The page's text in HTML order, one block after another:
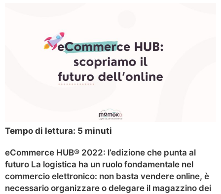
Tempo di lettura: 5 minuti
eCommerce HUB® 2022: l’edizione che punta al
futuro La logistica ha un ruolo fondamentale nel
commercio elettronico: non basta vendere online, è
necessario organizzare o delegare il magazzino dei